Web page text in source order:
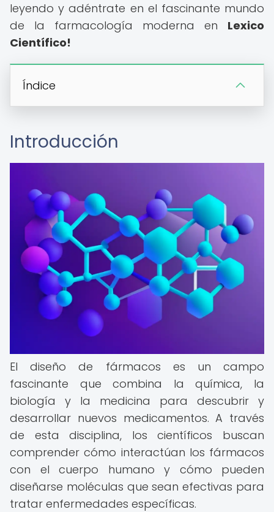
leyendo y adéntrate en el fascinante mundo
de la farmacología moderna en Lexico
Científico!
Índice
Introducción
El diseño de fármacos es un campo
fascinante que combina la química, la
biología y la medicina para descubrir y
desarrollar nuevos medicamentos. A través
de esta disciplina, los científicos buscan
comprender cómo interactúan los fármacos
con el cuerpo humano y cómo pueden
diseñarse moléculas que sean efectivas para
tratar enfermedades específicas.